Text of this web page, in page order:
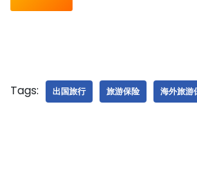
Tags: 出国旅行 旅游保险 海外旅游